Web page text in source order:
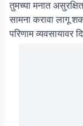
तुमच्या मनात
सामना करावा लागू
परिणाम व्यवसायावर